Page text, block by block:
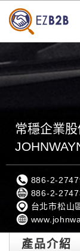
常穩企業
886-2-
886-2-
台北市松山
產品介紹